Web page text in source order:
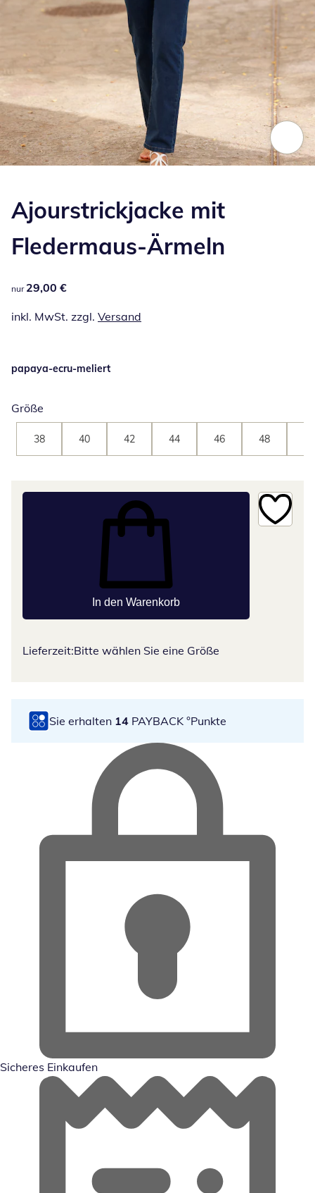
Ajourstrickjacke mit
Fledermaus-Ärmeln
29,00 €
nur 29,00 €
inkl. MwSt. zzgl. Versand
papaya-ecru-meliert
Größe
38 40 42 44 46 48
In den Warenkorb
Lieferzeit:Bitte wählen Sie eine Größe
Sie erhalten 14 PAYBACK °Punkte
Sicheres Einkaufen